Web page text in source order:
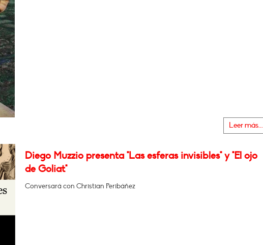
Leer más...
Diego Muzzio presenta "Las esferas invisibles" y "El ojo
de Goliat"
Conversará con Christian Peribáñez